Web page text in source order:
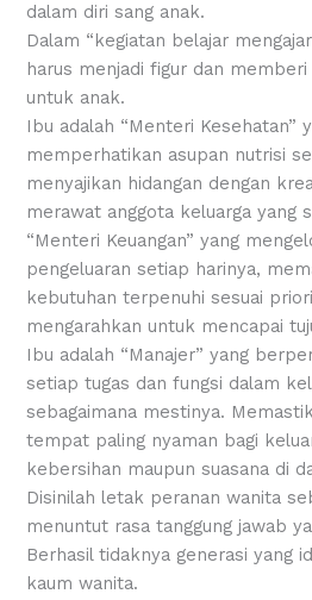
dalam diri sang anak.
Dalam “kegiatan belajar
harus menjadi figur dan
untuk anak.
Ibu adalah “Menteri Kesehatan”
memperhatikan asupan nutrisi
menyajikan hidangan dengan
merawat anggota keluarga yang
“Menteri Keuangan” yang
pengeluaran setiap harinya,
kebutuhan terpenuhi sesuai
mengarahkan untuk mencapai
Ibu adalah “Manajer” yang
setiap tugas dan fungsi dalam
sebagaimana mestinya.
tempat paling nyaman bagi
kebersihan maupun suasana di
Disinilah letak peranan wanita
menuntut rasa tanggung jawab
Berhasil tidaknya generasi yang
kaum wanita.